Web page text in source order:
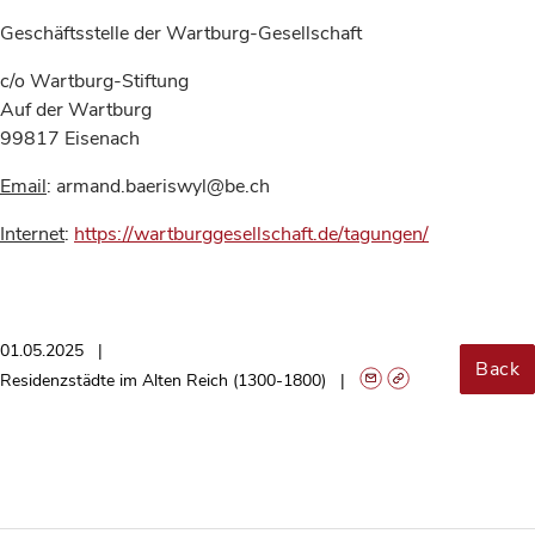
Geschäftsstelle der Wartburg-Gesellschaft
c/o Wartburg-Stiftung
Auf der Wartburg
99817 Eisenach
Email: armand.baeriswyl@be.ch
Internet: https://wartburggesellschaft.de/tagungen/
01.05.2025
Residenzstädte im Alten Reich (1300-1800)
Back